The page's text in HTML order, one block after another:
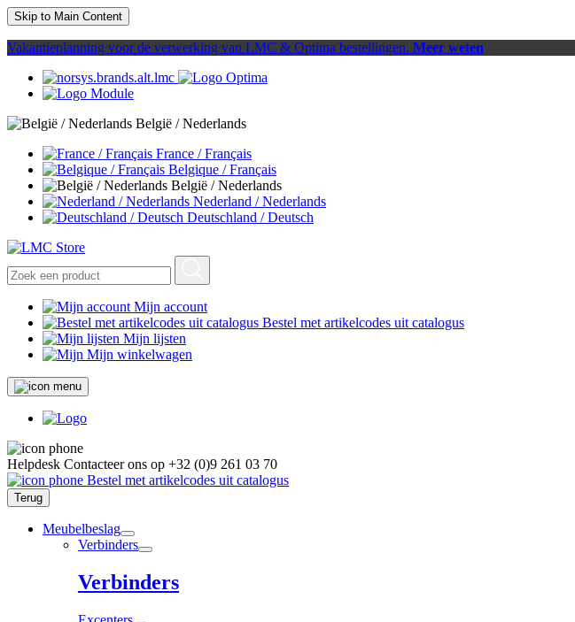
Skip to Main Content
Vakantieplanning voor de verwerking van LMC & Optima bestellingen. Meer weten
België / Nederlands
France / Français
Belgique / Français
België / Nederlands
Nederland / Nederlands
Deutschland / Deutsch
Mijn account
Bestel met artikelcodes uit catalogus
Mijn lijsten
Mijn winkelwagen
Helpdesk Contacteer ons op +32 (0)9 261 03 70
Bestel met artikelcodes uit catalogus
Terug
Meubelbeslag
Verbinders
Verbinders